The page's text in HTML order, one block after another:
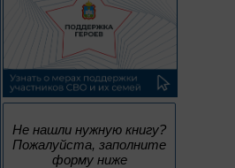
Не нашли нужную книгу?
Пожалуйста, заполните
форму ниже